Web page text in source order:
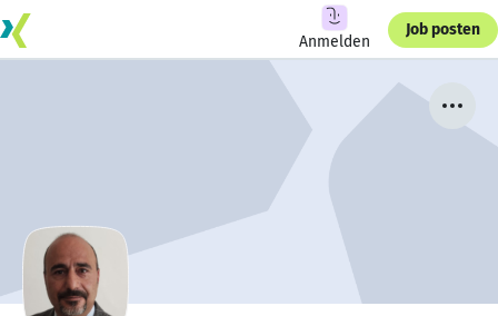
Anmelden
Job posten